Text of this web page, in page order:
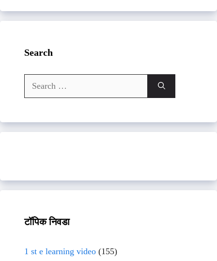
Search
Search
for:
टॉपिक निवडा
1 st e learning video (155)